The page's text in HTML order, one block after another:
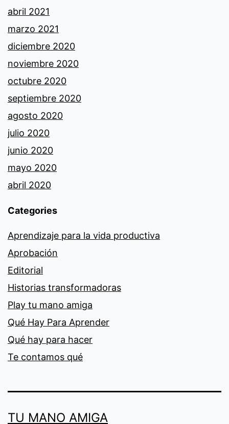
abril 2021
marzo 2021
diciembre 2020
noviembre 2020
octubre 2020
septiembre 2020
agosto 2020
julio 2020
junio 2020
mayo 2020
abril 2020
Categories
Aprendizaje para la vida productiva
Aprobación
Editorial
Historias transformadoras
Play tu mano amiga
Qué Hay Para Aprender
Qué hay para hacer
Te contamos qué
TU MANO AMIGA